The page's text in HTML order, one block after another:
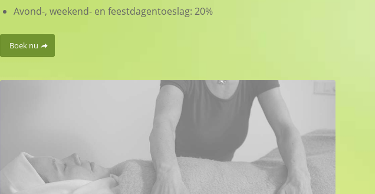
Avond-, weekend- en feestdagentoeslag: 20%
Boek nu